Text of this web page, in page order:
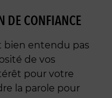
DE CONFIANCE
bien entendu pas
de vos
pour votre
la parole pour